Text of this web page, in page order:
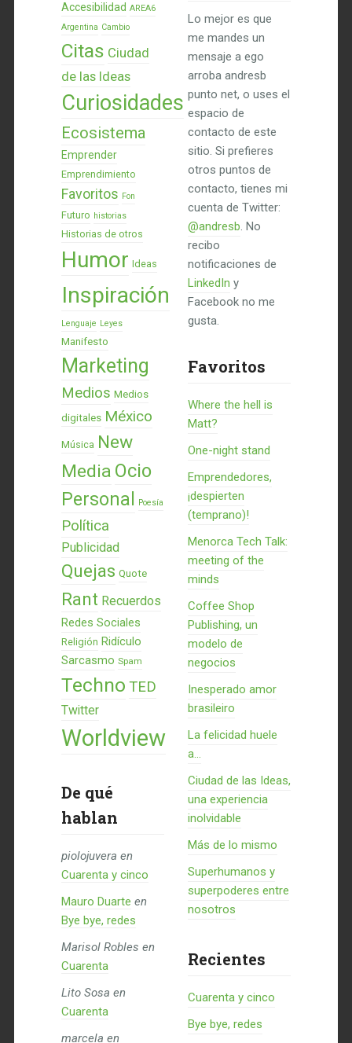
Accesibilidad AREA6
Argentina Cambio
Citas Ciudad
de las Ideas
Curiosidades
Ecosistema
Emprender
Emprendimiento
Favoritos Fon
Futuro historias
Historias de otros
Humor Ideas
Inspiración
Lenguaje Leyes
Manifesto
Marketing
Medios Medios
digitales México
Música New
Media Ocio
Personal Poesía
Política
Publicidad
Quejas Quote
Rant Recuerdos
Redes Sociales
Religión Ridículo
Sarcasmo Spam
Techno TED
Twitter
Worldview
De qué
hablan
piolojuvera en
Cuarenta y cinco
Mauro Duarte en
Bye bye, redes
Marisol Robles en
Cuarenta
Lito Sosa en
Cuarenta
marcela en
Lo mejor es que
me mandes un
mensaje a ego
arroba andresb
punto net, o uses el
espacio de
contacto de este
sitio. Si prefieres
otros puntos de
contacto, tienes mi
cuenta de Twitter:
@andresb. No
recibo
notificaciones de
LinkedIn y
Facebook no me
gusta.
Favoritos
Where the hell is
Matt?
One-night stand
Emprendedores,
¡despierten
(temprano)!
Menorca Tech Talk:
meeting of the
minds
Coffee Shop
Publishing, un
modelo de
negocios
Inesperado amor
brasileiro
La felicidad huele
a...
Ciudad de las Ideas,
una experiencia
inolvidable
Más de lo mismo
Superhumanos y
superpoderes entre
nosotros
Recientes
Cuarenta y cinco
Bye bye, redes